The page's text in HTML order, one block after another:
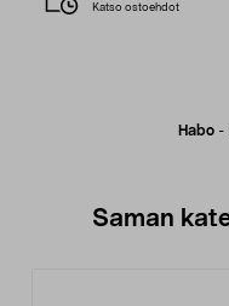
Habo-
Katso ostoehdot
Saman